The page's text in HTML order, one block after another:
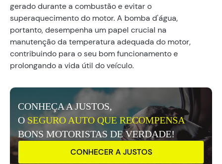
gerado durante a combustão e evitar o
superaquecimento do motor. A bomba d'água,
portanto, desempenha um papel crucial na
manutenção da temperatura adequada do motor,
contribuindo para o seu bom funcionamento e
prolongando a vida útil do veículo.
CONHEÇA A JUSTOS,
OSEGURO AUTO QUE RECOMPENSA
BONS MOTORISTAS DE VERDADE!
CONHECER A JUSTOS